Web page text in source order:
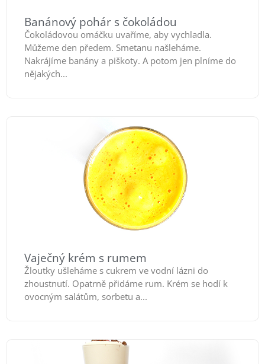
Banánový pohár s čokoládou
Čokoládovou omáčku uvaříme, aby vychladla.
Můžeme den předem. Smetanu našleháme.
Nakrájíme banány a piškoty. A potom jen plníme do
nějakých...
Vaječný krém s rumem
Žloutky ušleháme s cukrem ve vodní lázni do
zhoustnutí. Opatrně přidáme rum. Krém se hodí k
ovocným salátům, sorbetu a...